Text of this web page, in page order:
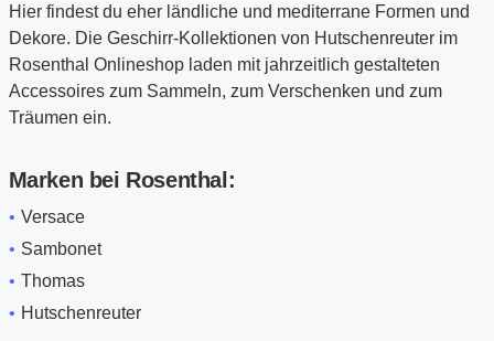
Hier findest du eher ländliche und mediterrane Formen und
Dekore. Die Geschirr-Kollektionen von Hutschenreuter im
Rosenthal Onlineshop laden mit jahrzeitlich gestalteten
Accessoires zum Sammeln, zum Verschenken und zum
Träumen ein.
Marken bei Rosenthal:
Versace
Sambonet
Thomas
Hutschenreuter